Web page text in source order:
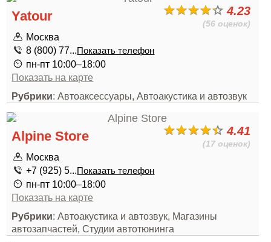
4.23
(56 оценок)
Yatour
Москва
8 (800) 77...Показать телефон
пн-пт 10:00–18:00
Показать на карте
Рубрики: Автоаксессуары, Автоакустика и автозвук
4.41
(17 оценок)
Alpine Store
Москва
+7 (925) 5...Показать телефон
пн-пт 10:00–18:00
Показать на карте
Рубрики: Автоакустика и автозвук, Магазины
автозапчастей, Студии автотюнинга